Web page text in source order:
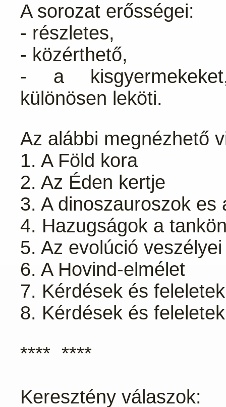
A sorozat erősségei:
- részletes,
- közérthető,
- a
különösen leköti.
Az alábbi megnézhető
1. A Föld kora
2. Az Éden kertje
3. A dinoszauroszok es
4. Hazugságok a
5. Az evolúció veszélyei
6. A Hovind-elmélet
7. Kérdések és
8. Kérdések és
**** ****
Keresztény válaszok: